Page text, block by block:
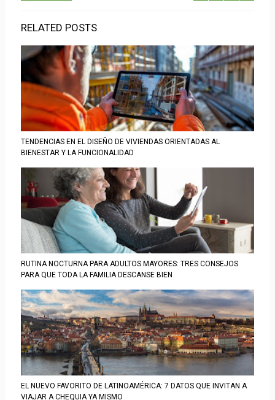
RELATED POSTS
TENDENCIAS EN EL DISEÑO DE VIVIENDAS ORIENTADAS AL
BIENESTAR Y LA FUNCIONALIDAD
RUTINA NOCTURNA PARA ADULTOS MAYORES: TRES CONSEJOS
PARA QUE TODA LA FAMILIA DESCANSE BIEN
EL NUEVO FAVORITO DE LATINOAMÉRICA: 7 DATOS QUE INVITAN A
VIAJAR A CHEQUIA YA MISMO